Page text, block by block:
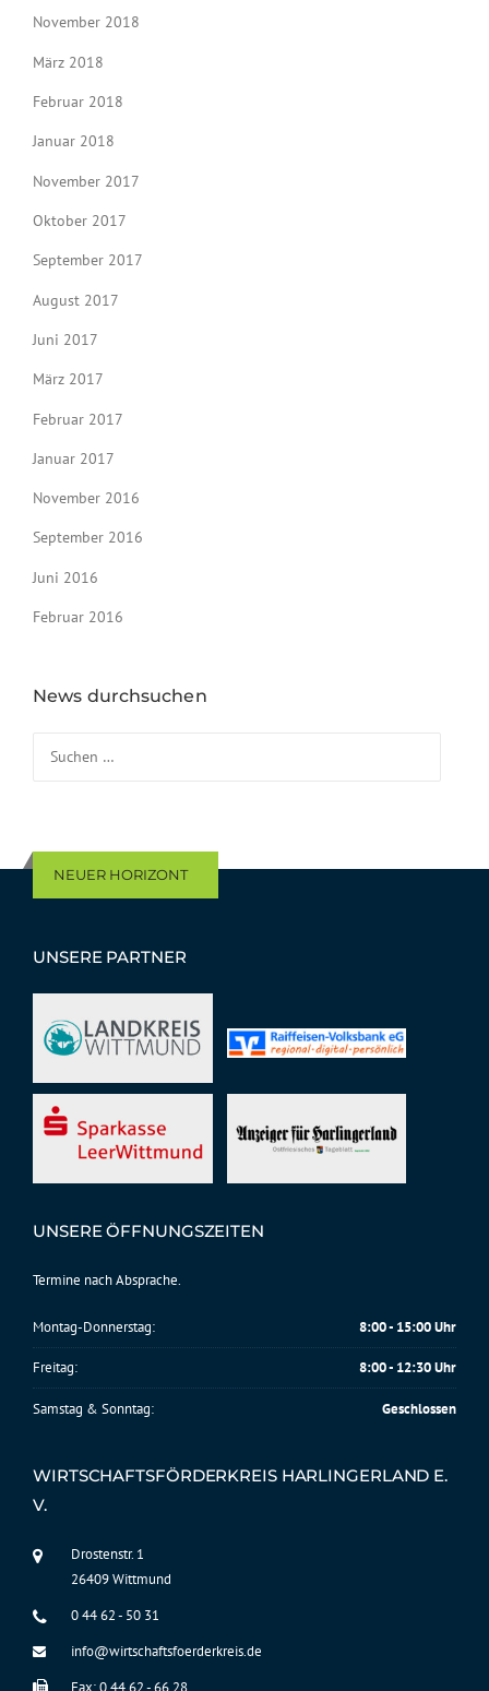
November 2018
März 2018
Februar 2018
Januar 2018
November 2017
Oktober 2017
September 2017
August 2017
Juni 2017
März 2017
Februar 2017
Januar 2017
November 2016
September 2016
Juni 2016
Februar 2016
News durchsuchen
NEUER HORIZONT
UNSERE PARTNER
UNSERE ÖFFNUNGSZEITEN
Termine nach Absprache.
Montag-Donnerstag: 8:00 - 15:00 Uhr
Freitag: 8:00 - 12:30 Uhr
Samstag & Sonntag: Geschlossen
WIRTSCHAFTSFÖRDERKREIS HARLINGERLAND E.
V.
Drostenstr. 1
26409 Wittmund
0 44 62 - 50 31
info@wirtschaftsfoerderkreis.de